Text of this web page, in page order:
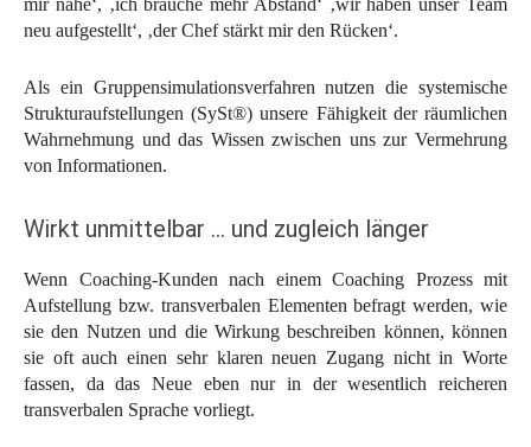
mir nahe‘, ‚ich brauche mehr Abstand‘ ‚wir haben unser Team
neu aufgestellt‘, ‚der Chef stärkt mir den Rücken‘.
Als ein Gruppensimulationsverfahren nutzen die systemische
Strukturaufstellungen (SySt®) unsere Fähigkeit der räumlichen
Wahrnehmung und das Wissen zwischen uns zur Vermehrung
von Informationen.
Wirkt unmittelbar … und zugleich länger
Wenn Coaching-Kunden nach einem Coaching Prozess mit
Aufstellung bzw. transverbalen Elementen befragt werden, wie
sie den Nutzen und die Wirkung beschreiben können, können
sie oft auch einen sehr klaren neuen Zugang nicht in Worte
fassen, da das Neue eben nur in der wesentlich reicheren
transverbalen Sprache vorliegt.